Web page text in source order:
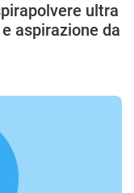
ultra
aspirazione da